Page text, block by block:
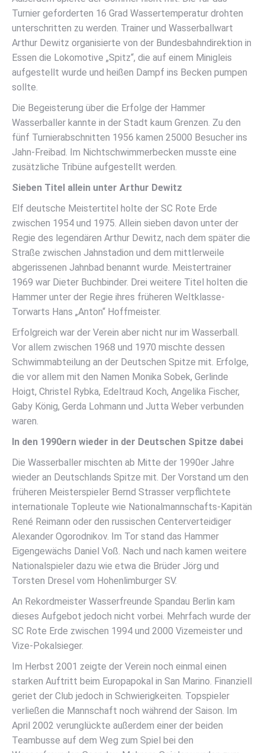
Turnier geforderten 16 Grad Wassertemperatur drohten
unterschritten zu werden. Trainer und Wasserballwart
Arthur Dewitz organisierte von der Bundesbahndirektion in
Essen die Lokomotive „Spitz“, die auf einem Minigleis
aufgestellt wurde und heißen Dampf ins Becken pumpen
sollte.
Die Begeisterung über die Erfolge der Hammer
Wasserballer kannte in der Stadt kaum Grenzen. Zu den
fünf Turnierabschnitten 1956 kamen 25000 Besucher ins
Jahn-Freibad. Im Nichtschwimmerbecken musste eine
zusätzliche Tribüne aufgestellt werden.
Sieben Titel allein unter Arthur Dewitz
Elf deutsche Meistertitel holte der SC Rote Erde
zwischen 1954 und 1975. Allein sieben davon unter der
Regie des legendären Arthur Dewitz, nach dem später die
Straße zwischen Jahnstadion und dem mittlerweile
abgerissenen Jahnbad benannt wurde. Meistertrainer
1969 war Dieter Buchbinder. Drei weitere Titel holten die
Hammer unter der Regie ihres früheren Weltklasse-
Torwarts Hans „Anton“ Hoffmeister.
Erfolgreich war der Verein aber nicht nur im Wasserball.
Vor allem zwischen 1968 und 1970 mischte dessen
Schwimmabteilung an der Deutschen Spitze mit. Erfolge,
die vor allem mit den Namen Monika Sobek, Gerlinde
Hoigt, Christel Rybka, Edeltraud Koch, Angelika Fischer,
Gaby König, Gerda Lohmann und Jutta Weber verbunden
waren.
In den 1990ern wieder in der Deutschen Spitze dabei
Die Wasserballer mischten ab Mitte der 1990er Jahre
wieder an Deutschlands Spitze mit. Der Vorstand um den
früheren Meisterspieler Bernd Strasser verpflichtete
internationale Topleute wie Nationalmannschafts-Kapitän
René Reimann oder den russischen Centerverteidiger
Alexander Ogorodnikov. Im Tor stand das Hammer
Eigengewächs Daniel Voß. Nach und nach kamen weitere
Nationalspieler dazu wie etwa die Brüder Jörg und
Torsten Dresel vom Hohenlimburger SV.
An Rekordmeister Wasserfreunde Spandau Berlin kam
dieses Aufgebot jedoch nicht vorbei. Mehrfach wurde der
SC Rote Erde zwischen 1994 und 2000 Vizemeister und
Vize-Pokalsieger.
Im Herbst 2001 zeigte der Verein noch einmal einen
starken Auftritt beim Europapokal in San Marino. Finanziell
geriet der Club jedoch in Schwierigkeiten. Topspieler
verließen die Mannschaft noch während der Saison. Im
April 2002 verunglückte außerdem einer der beiden
Teambusse auf dem Weg zum Spiel bei den